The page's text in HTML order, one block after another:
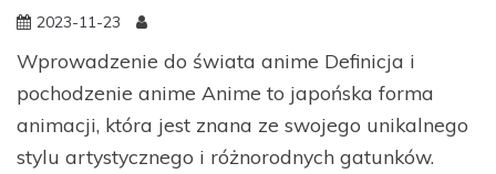
2023-11-23
Wprowadzenie do świata anime Definicja i
pochodzenie anime Anime to japońska forma
animacji, która jest znana ze swojego unikalnego
stylu artystycznego i różnorodnych gatunków.